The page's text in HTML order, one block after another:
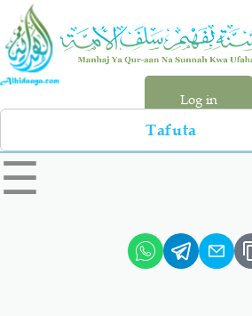
Skip
main
content
Log in
Search
left
sidebar
☰